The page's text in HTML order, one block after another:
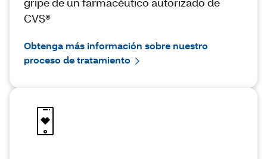
CVS®
Obtenga más información sobre nuestro
proceso de tratamiento